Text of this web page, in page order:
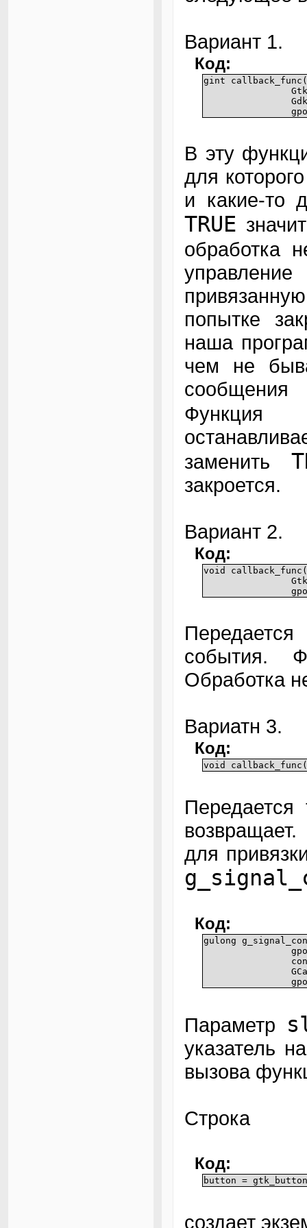
Вариант 1.
Код:
gint callback_func(
В эту
для
и какие-то
TRUE
обработка
попытке
наша
чем не
заменить
закроется.
Вариант 2.
Код:
void callback_func(
события.
Обработка
Вариатн 3.
Код:
void
Передается
для
Код:
gulong
Параметр
указатель
вызова
Строка
Код:
button =
создает